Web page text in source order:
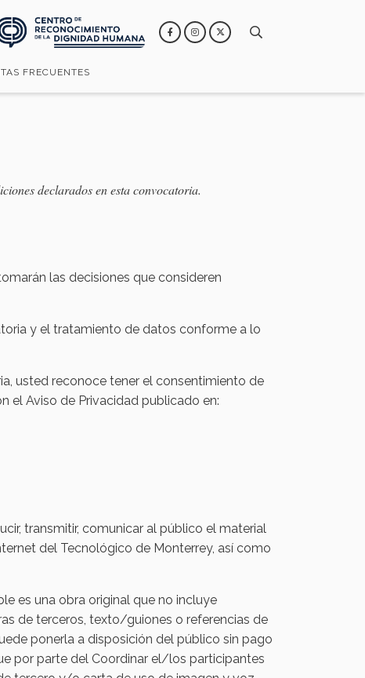
FRECUENTES
declarados en esta convocatoria.
las decisiones que consideren
y el tratamiento de datos conforme a lo
usted reconoce tener el consentimiento de
el Aviso de Privacidad publicado en:
transmitir, comunicar al público el material
del Tecnológico de Monterrey, así como
es una obra original que no incluye
de terceros, texto/guiones o referencias de
ponerla a disposición del público sin pago
por parte del Coordinar el/los participantes